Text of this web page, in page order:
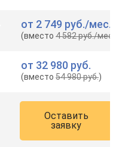
от 2 749 руб./мес.
(вместо4 582 руб./мес.
от 32 980 руб.
(вместо54 980 руб.)
Оставить
заявку